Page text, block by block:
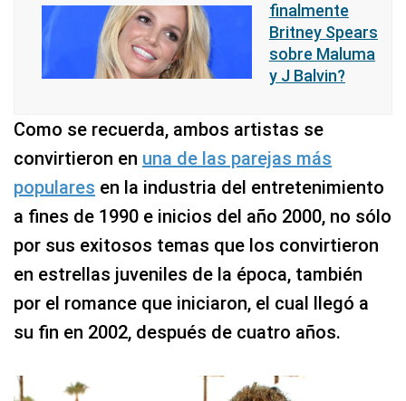
finalmente
Britney Spears
sobre Maluma
y J Balvin?
Como se recuerda, ambos artistas se
convirtieron en una de las parejas más
populares en la industria del entretenimiento
a fines de 1990 e inicios del año 2000, no sólo
por sus exitosos temas que los convirtieron
en estrellas juveniles de la época, también
por el romance que iniciaron, el cual llegó a
su fin en 2002, después de cuatro años.